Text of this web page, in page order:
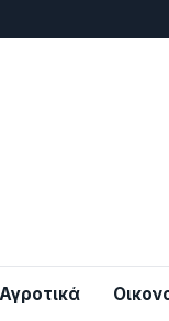
Αγροτικά